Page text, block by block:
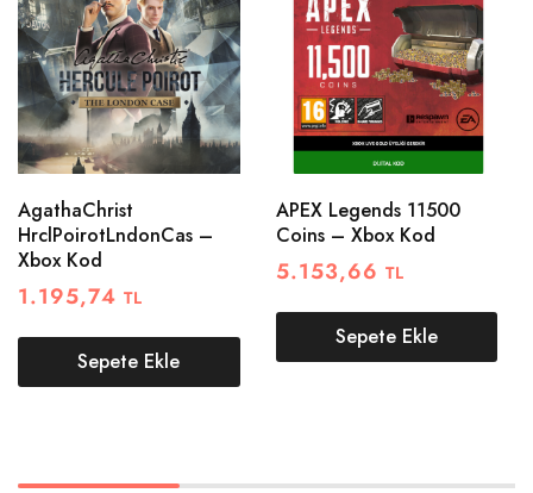
AgathaChrist
HrclPoirotLndonCas –
Xbox Kod
1.195,74 TL
Sepete Ekle
APEX Legends 11500
Coins – Xbox Kod
5.153,66 TL
Sepete Ekle